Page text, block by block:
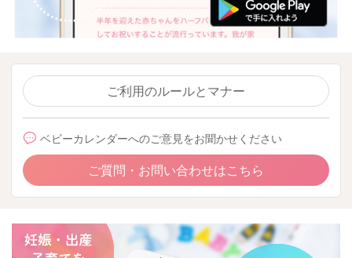
ご利用のルールとマナー
ベビーカレンダーへのご意見をお聞かせください
ご質問・お問い合わせはこちら